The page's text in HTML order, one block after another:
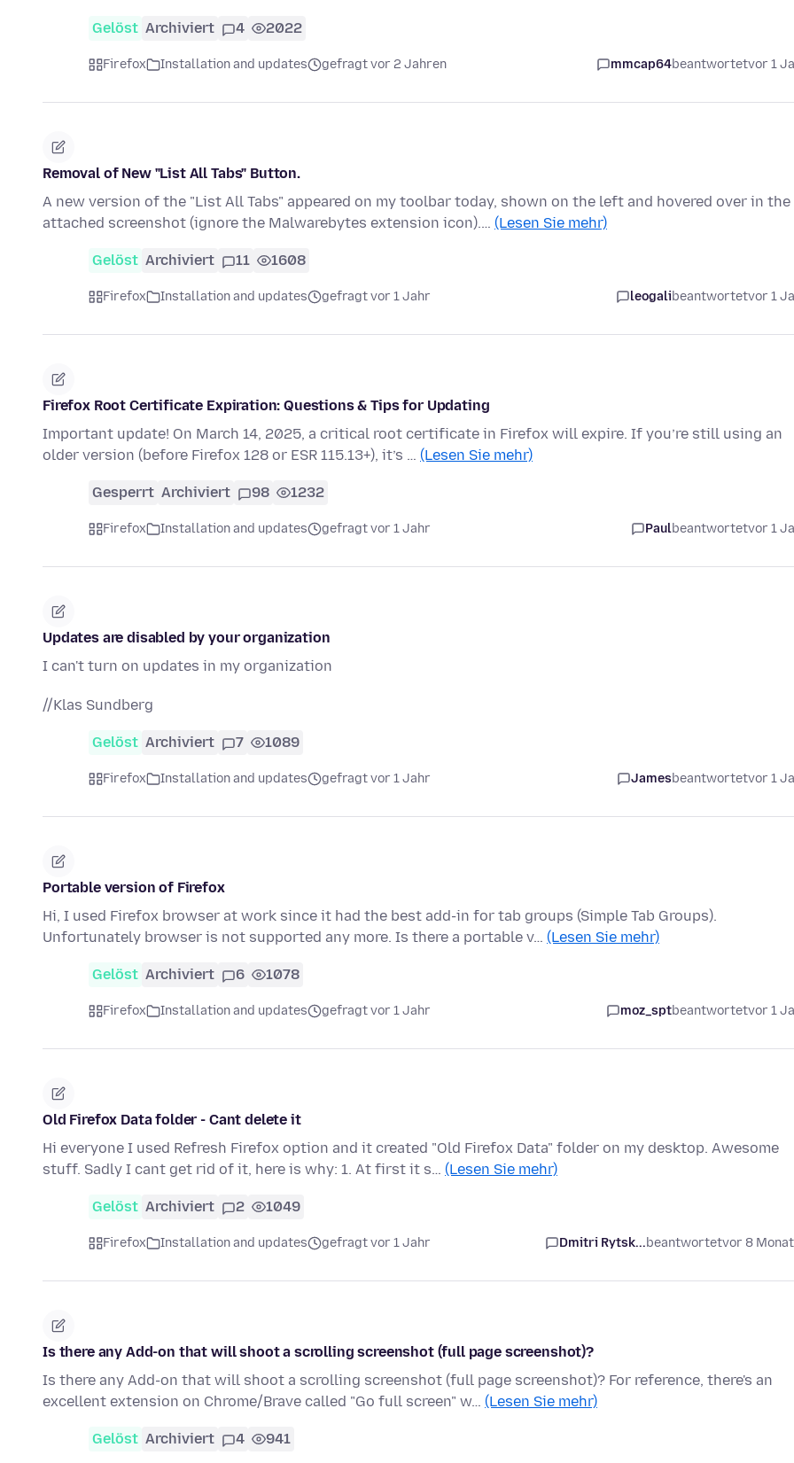
Gelöst Archiviert 4 2022
Firefox Installation and updates gefragt vor 2 Jahren mmcap64beantwortetvor 1
Removal of New "List All Tabs" Button.
A new version of the "List All Tabs" appeared on my toolbar today, shown on the left and hovered over in the
attached screenshot (ignore the Malwarebytes extension icon).… (Lesen Sie mehr)
Gelöst Archiviert 11 1608
Firefox Installation and updates gefragt vor 1 Jahr leogalibeantwortetvor 1
Firefox Root Certificate Expiration: Questions & Tips for Updating
Important update! On March 14, 2025, a critical root certificate in Firefox will expire. If you’re still using an
older version (before Firefox 128 or ESR 115.13+), it’s … (Lesen Sie mehr)
Gesperrt Archiviert 98 1232
Firefox Installation and updates gefragt vor 1 Jahr Paulbeantwortetvor 1
Updates are disabled by your organization
I can't turn on updates in my organization
//Klas Sundberg
Gelöst Archiviert 7 1089
Firefox Installation and updates gefragt vor 1 Jahr Jamesbeantwortetvor 1
Portable version of Firefox
Hi, I used Firefox browser at work since it had the best add-in for tab groups (Simple Tab Groups).
Unfortunately browser is not supported any more. Is there a portable v… (Lesen Sie mehr)
Gelöst Archiviert 6 1078
Firefox Installation and updates gefragt vor 1 Jahr moz_sptbeantwortetvor 1
Old Firefox Data folder - Cant delete it
Hi everyone I used Refresh Firefox option and it created "Old Firefox Data" folder on my desktop. Awesome
stuff. Sadly I cant get rid of it, here is why: 1. At first it s… (Lesen Sie mehr)
Gelöst Archiviert 2 1049
Firefox Installation and updates gefragt vor 1 Jahr Dmitri Rytsk...beantwortetvor 8
Is there any Add-on that will shoot a scrolling screenshot (full page screenshot)?
Is there any Add-on that will shoot a scrolling screenshot (full page screenshot)? For reference, there's an
excellent extension on Chrome/Brave called "Go full screen" w… (Lesen Sie mehr)
Gelöst Archiviert 4 941